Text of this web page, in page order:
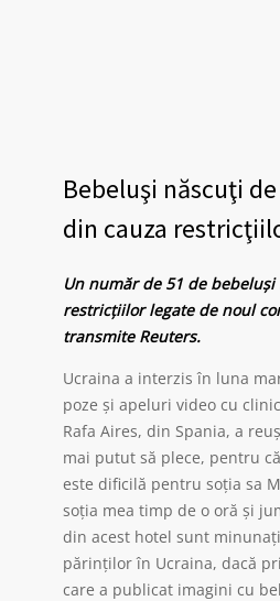
Bebeluşi născuţi
din cauza
Un număr de 51 de
restricţiilor legate de noul
transmite Reuters.
Ucraina a interzis în luna
poze şi apeluri video cu
Rafa Aires, din Spania, a
mai putut să plece, pentru
este dificilă pentru soţia sa
soţia mea timp de o oră şi
din acest hotel sunt
părinţilor în Ucraina, dacă
care a publicat imagini cu